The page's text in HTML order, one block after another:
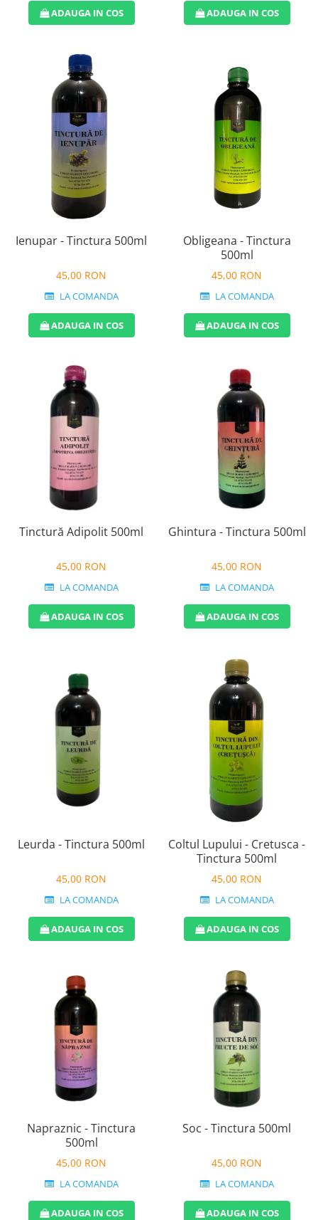
ADAUGA IN COS ADAUGA IN COS
Ienupar - Tinctura 500ml
45,00 RON
LA COMANDA
ADAUGA IN COS
Obligeana - Tinctura
500ml
45,00 RON
LA COMANDA
ADAUGA IN COS
Tinctură Adipolit 500ml
45,00 RON
LA COMANDA
ADAUGA IN COS
Ghintura - Tinctura 500ml
45,00 RON
LA COMANDA
ADAUGA IN COS
Leurda - Tinctura 500ml
45,00 RON
LA COMANDA
ADAUGA IN COS
Coltul Lupului - Cretusca -
Tinctura 500ml
45,00 RON
LA COMANDA
ADAUGA IN COS
Napraznic - Tinctura
500ml
45,00 RON
LA COMANDA
ADAUGA IN COS
Soc - Tinctura 500ml
45,00 RON
LA COMANDA
ADAUGA IN COS